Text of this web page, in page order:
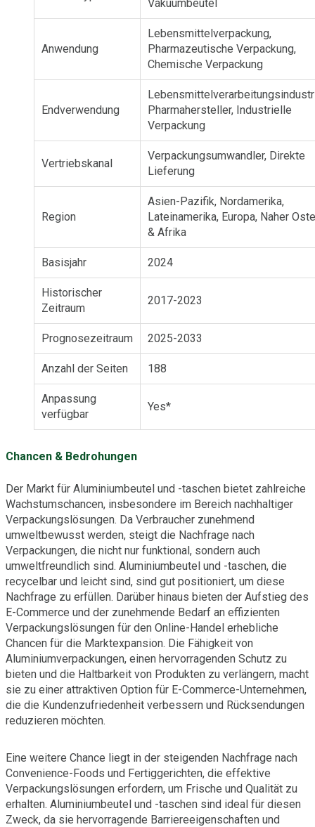
Vakuumbeutel
Anwendung
Lebensmittelverpackung,
Pharmazeutische Verpackung,
Chemische Verpackung
Endverwendung
Pharmahersteller, Industrielle
Verpackung
Vertriebskanal
Verpackungsumwandler, Direkte
Lieferung
Region
Asien-Pazifik, Nordamerika,
Lateinamerika, Europa, Naher
& Afrika
Basisjahr 2024
Historischer
Zeitraum
2017-2023
Prognosezeitraum 2025-2033
Anzahl der Seiten 188
Anpassung
verfügbar
Yes*
Chancen & Bedrohungen
Der Markt für Aluminiumbeutel und -taschen bietet zahlreiche
Wachstumschancen, insbesondere im Bereich nachhaltiger
Verpackungslösungen. Da Verbraucher zunehmend
umweltbewusst werden, steigt die Nachfrage nach
Verpackungen, die nicht nur funktional, sondern auch
umweltfreundlich sind. Aluminiumbeutel und -taschen, die
recycelbar und leicht sind, sind gut positioniert, um diese
Nachfrage zu erfüllen. Darüber hinaus bieten der Aufstieg des
E-Commerce und der zunehmende Bedarf an effizienten
Verpackungslösungen für den Online-Handel erhebliche
Chancen für die Marktexpansion. Die Fähigkeit von
Aluminiumverpackungen, einen hervorragenden Schutz zu
bieten und die Haltbarkeit von Produkten zu verlängern, macht
sie zu einer attraktiven Option für E-Commerce-Unternehmen,
die die Kundenzufriedenheit verbessern und Rücksendungen
reduzieren möchten.
Eine weitere Chance liegt in der steigenden Nachfrage nach
Convenience-Foods und Fertiggerichten, die effektive
Verpackungslösungen erfordern, um Frische und Qualität zu
erhalten. Aluminiumbeutel und -taschen sind ideal für diesen
Zweck, da sie hervorragende Barriereeigenschaften und